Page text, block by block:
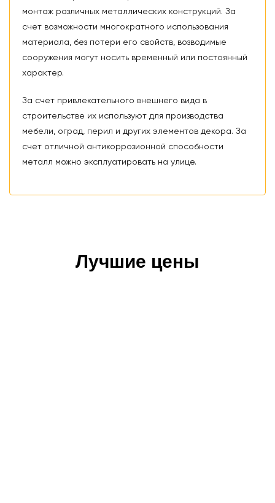
монтаж различных металлических конструкций. За
счет возможности многократного использования
материала, без потери его свойств, возводимые
сооружения могут носить временный или постоянный
характер.
За счет привлекательного внешнего вида в
строительстве их используют для производства
мебели, оград, перил и других элементов декора. За
счет отличной антикоррозионной способности
металл можно эксплуатировать на улице.
Лучшие цены